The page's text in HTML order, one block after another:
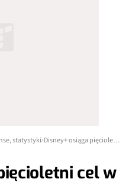
statystyki
cel w